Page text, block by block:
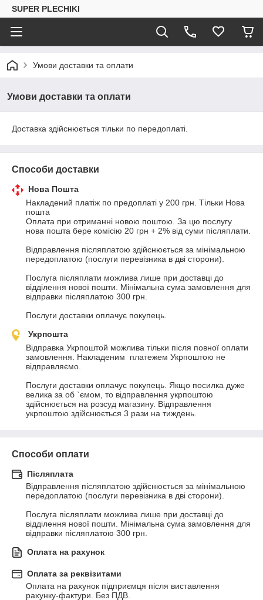
SUPER PLECHIKI
Умови доставки та оплати
Умови доставки та оплати
Доставка здійснюється тільки по передоплаті.
Способи доставки
Нова Пошта
Накладений платіж по предоплаті у 200 грн. Тільки Нова
пошта
Оплата при отриманні новою поштою. За цю послугу
нова пошта бере комісію 20 грн + 2% від суми післяплати.
Відправлення післяплатою здійснюється за мінімальною
передоплатою (послуги перевізника в дві сторони).
Послуга післяплати можлива лише при доставці до
відділення нової пошти. Мінімальна сума замовлення для
відправки післяплатою 300 грн.
Послуги доставки оплачує покупець.
Укрпошта
Відправка Укрпоштой можлива тільки після повної оплати
замовлення. Накладеним  платежем Укрпоштою не
відправляємо.
Послуги доставки оплачує покупець. Якщо посилка дуже
велика за об `ємом, то відправлення укрпоштою
здійснюється на розсуд магазину. Відправлення
укрпоштою здійснюється 3 рази на тиждень.
Способи оплати
Післяплата
Відправлення післяплатою здійснюється за мінімальною
передоплатою (послуги перевізника в дві сторони).
Послуга післяплати можлива лише при доставці до
відділення нової пошти. Мінімальна сума замовлення для
відправки післяплатою 300 грн.
Оплата на рахунок
Оплата за реквізитами
Оплата на рахунок підприємця після виставлення
рахунку-фактури. Без ПДВ.